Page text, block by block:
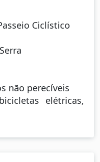
Ciclístico
não perecíveis
elétricas,